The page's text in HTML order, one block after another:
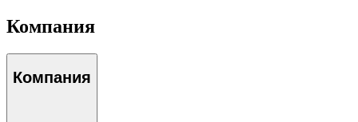
Компания
Компания